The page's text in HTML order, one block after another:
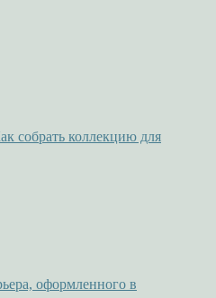
собрать коллекцию для
оформленного в